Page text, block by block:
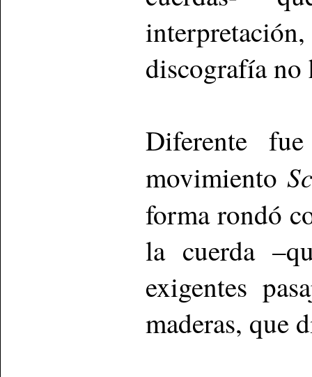
discografía
Diferente
movimiento
forma rondó
la cuerda
exigentes
maderas, que